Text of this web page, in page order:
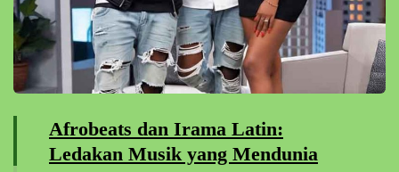
Afrobeats dan Irama Latin:
Ledakan Musik yang Mendunia